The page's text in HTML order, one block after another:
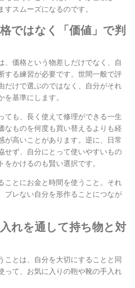
スムーズになるのです。
ではなく「価値」で判
、価格という物差しだけでなく、自
する練習が必要です。世間一般で評
だけで選ぶのではなく、自分がそれ
を基準にします。
ても、長く使えて修理ができる一生
なものを何度も買い替えるよりも経
が高いことがあります。逆に、日常
せず、自分にとって使いやすいもの
をかけるのも賢い選択です。
ことにお金と時間を使うこと。それ
ブレない自分を形作ることにつなが
れを通して持ち物と対
ことは、自分を大切にすることと同
って、お気に入りの鞄や靴の手入れ